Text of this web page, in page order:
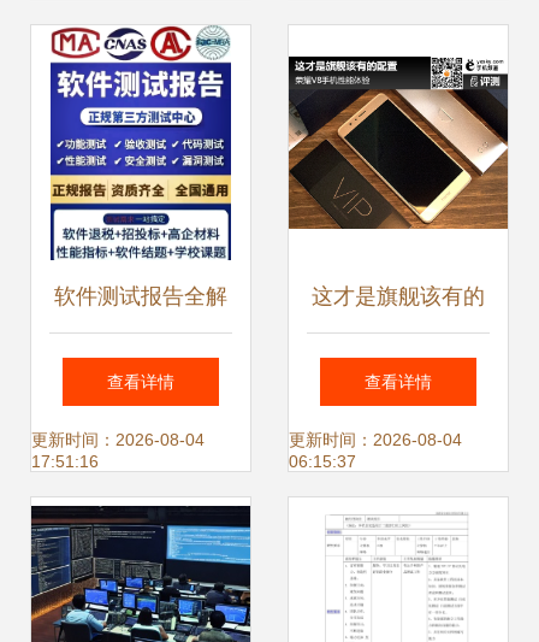
软件测试报告全解
析 从价值到落地的
完整指南
查看详情
更新时间：2026-08-04
17:51:16
这才是旗舰该有的
配置 荣耀V8手机
性能体验与软件测
试服务解析
查看详情
更新时间：2026-08-04
06:15:37